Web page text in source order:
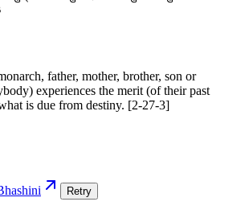
father, mother, brother, son or
experiences the merit (of their past
is due from destiny. [2-27-3]
Retry